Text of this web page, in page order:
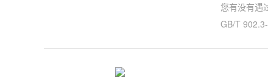
您有没有遇
GB/T